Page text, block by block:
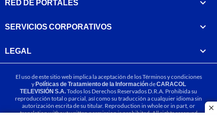
RED DE PORTALES
SERVICIOS CORPORATIVOS
LEGAL
El uso de este sitio web implica la aceptación de losTérminos y condiciones
yPolíticas de Tratamiento de la InformacióndeCARACOL
TELEVISIÓN S.A.Todos los Derechos Reservados D.R.A. Prohibida su
reproducción total o parcial, así como su traducción a cualquier idioma sin
autorización escrita de su titular. Reproduction in whole or in part, or
translation without written permission is prohibited. All rights reserved